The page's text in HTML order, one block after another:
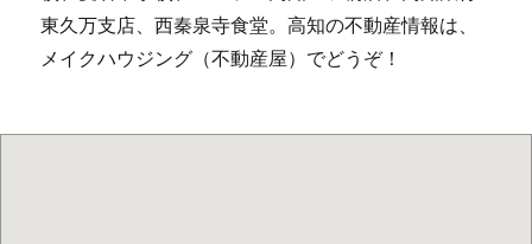
東久万支店、西秦泉寺食堂。高知の不動産情報は、
メイクハウジング（不動産屋）でどうぞ！